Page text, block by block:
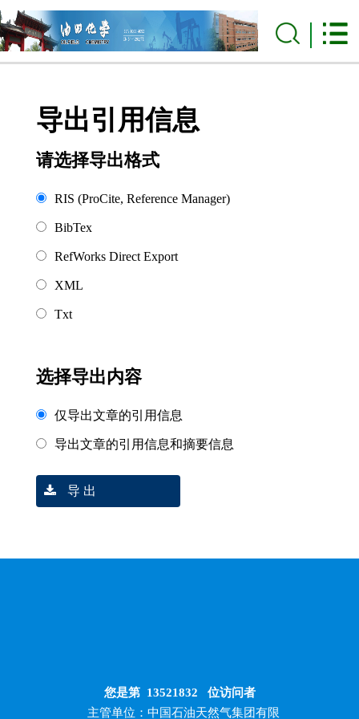
导出引用信息
请选择导出格式
RIS (ProCite, Reference Manager)
BibTex
RefWorks Direct Export
XML
Txt
选择导出内容
仅导出文章的引用信息
导出文章的引用信息和摘要信息
导 出
您是第 13521832 位访问者
主管单位：中国石油天然气集团有限